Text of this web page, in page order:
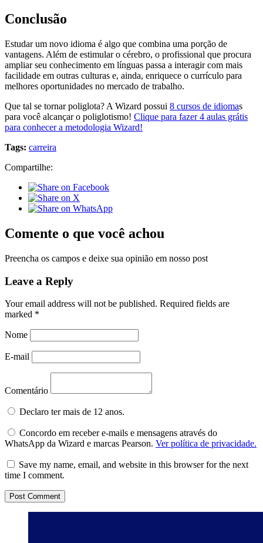
Conclusão
Estudar um novo idioma é algo que combina uma porção de
vantagens. Além de estimular o cérebro, o profissional que procura
ampliar seu conhecimento em línguas passa a interagir com mais
facilidade em outras culturas e, ainda, enriquece o currículo para
melhores oportunidades no mercado de trabalho.
Que tal se tornar poliglota? A Wizard possui 8 cursos de idiomas
para você alcançar o poliglotismo! Clique para fazer 4 aulas grátis
para conhecer a metodologia Wizard!
Tags: carreira
Compartilhe:
Comente o que você achou
Preencha os campos e deixe sua opinião em nosso post
Leave a Reply
Your email address will not be published. Required fields are
marked *
Nome
E-mail
Comentário
Declaro ter mais de 12 anos.
Concordo em receber e-mails e mensagens através do
WhatsApp da Wizard e marcas Pearson. Ver política de privacidade.
Save my name, email, and website in this browser for the next
time I comment.